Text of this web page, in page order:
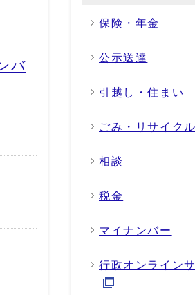
バ
保険・年金
公示送達
引越し・住まい
ごみ・リサイクル
相談
税金
マイナンバー
行政オンライン